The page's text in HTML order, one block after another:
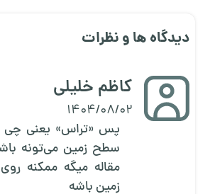
دیدگاه ها و نظرات
کاظم خلیلی
1404/08/02
پس «تراس» یعنی چی
سطح زمین می‌تونه
مقاله میگه ممکنه
زمین باشه